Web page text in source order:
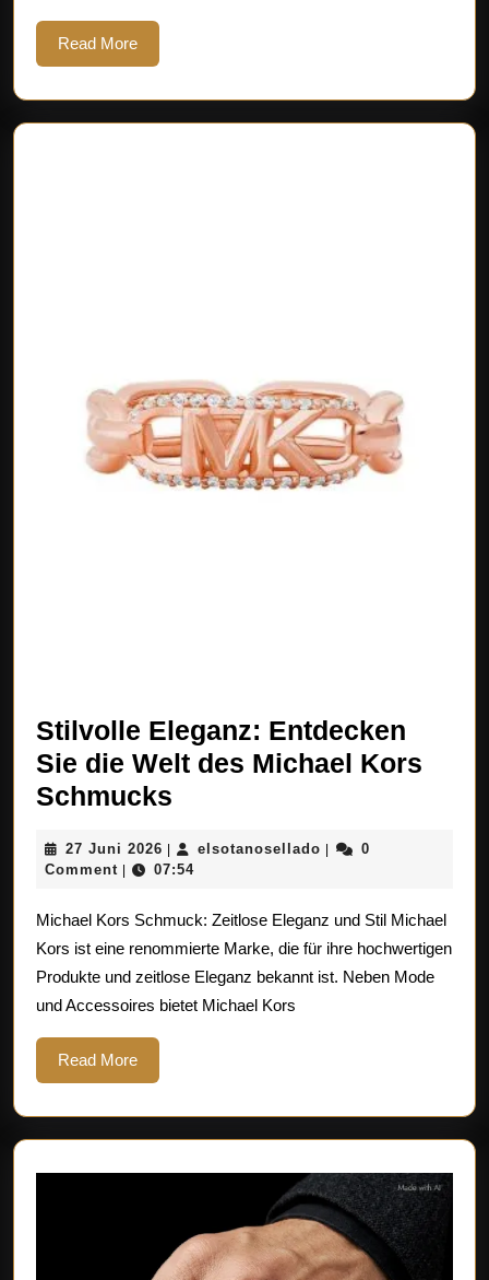
Read MoreRead
More
Stilvolle Eleganz: Entdecken
Sie die Welt des Michael Kors
Schmucks
Entdecken
die
Welt
des
27 Juni 2026 27
Juni
| elsotanosellado elsotanosellado
|
0
Comment | 07:54
Michael Kors Schmuck: Zeitlose Eleganz und Stil Michael
Kors ist eine renommierte Marke, die für ihre hochwertigen
Produkte und zeitlose Eleganz bekannt ist. Neben Mode
und Accessoires bietet Michael Kors
Read MoreRead
More